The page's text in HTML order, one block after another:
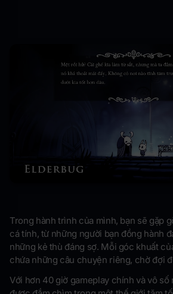
Trong hành trình của mình, bạn sẽ gặp
cá tính, từ những người bạn đồng hành
những kẻ thù đáng sợ. Mỗi góc khuất
chứa những câu chuyện riêng, chờ đợi
Với hơn 40 giờ gameplay chính và vô số